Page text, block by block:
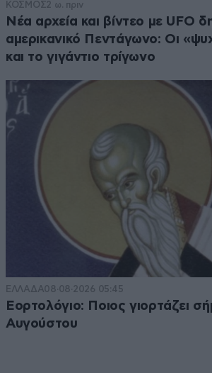
ΚΟΣΜΟΣ2 ω. πριν
Νέα αρχεία και βίντεο με UFO
αμερικανικό Πεντάγωνο: Οι
και το γιγάντιο τρίγωνο
ΕΛΛΑΔΑ08·08·2026 05:45
Εορτολόγιο: Ποιος γιορτάζει
Αυγούστου